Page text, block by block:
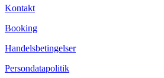
Kontakt
Booking
Handelsbetingelser
Persondatapolitik